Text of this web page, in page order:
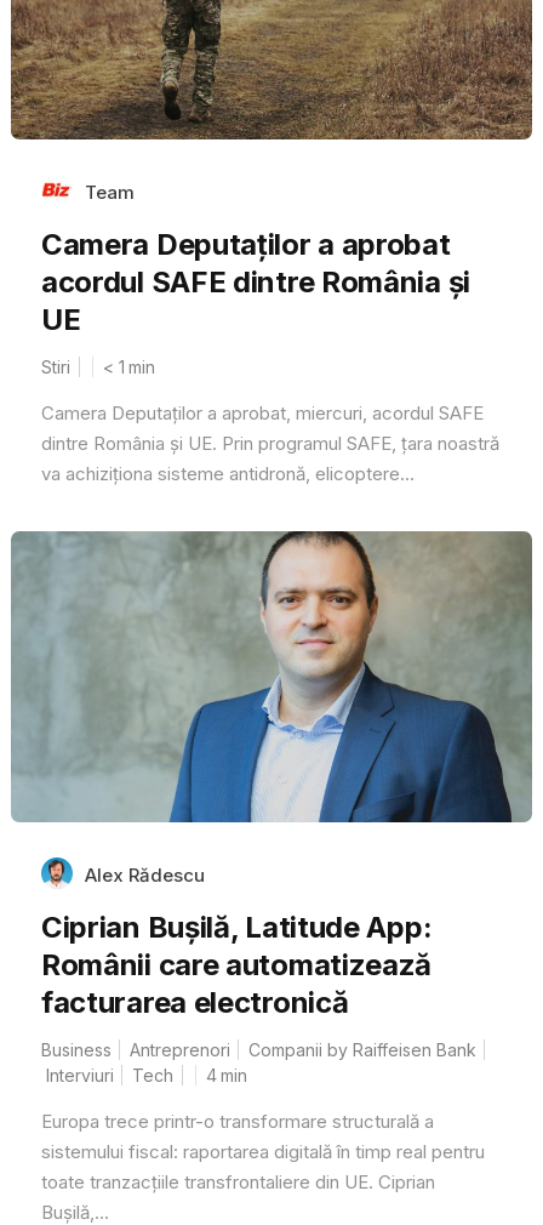
Team
Camera Deputaților a aprobat
acordul SAFE dintre România și
UE
Stiri < 1 min
Camera Deputaților a aprobat, miercuri, acordul SAFE
dintre România și UE. Prin programul SAFE, țara noastră
va achiziționa sisteme antidronă, elicoptere...
Alex Rădescu
Ciprian Bușilă, Latitude App:
Românii care automatizează
facturarea electronică
Business Antreprenori
Companii by Raiffeisen Bank
Interviuri
Tech 4min
Europa trece printr-o transformare structurală a
sistemului fiscal: raportarea digitală în timp real pentru
toate tranzacțiile transfrontaliere din UE. Ciprian
Bușilă,...